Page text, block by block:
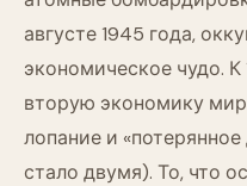
августе 1945 года,
экономическое чудо.
вторую экономику
лопание и «потерянное
стало двумя). То, что